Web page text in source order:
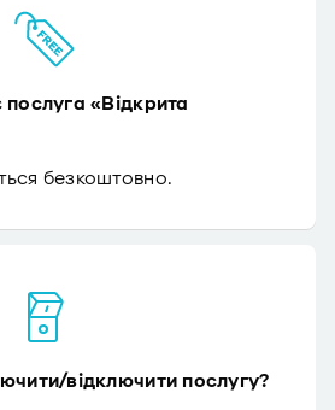
«Відкрита
безкоштовно.
відключити послугу?